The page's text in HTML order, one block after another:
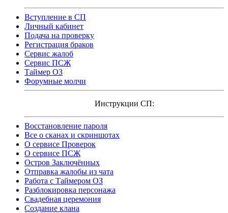
Вступление в СП
Личный кабинет
Подача на проверку
Регистрация браков
Сервис жалоб
Сервис ПСЖ
Таймер ОЗ
Форумные молчи
Инструкции СП:
Восстановление пароля
Все о сканах и скриншотах
О сервисе Проверок
О сервисе ПСЖ
Остров Заключённых
Отправка жалобы из чата
Работа с Таймером ОЗ
Разблокировка персонажа
Свадебная церемония
Создание клана